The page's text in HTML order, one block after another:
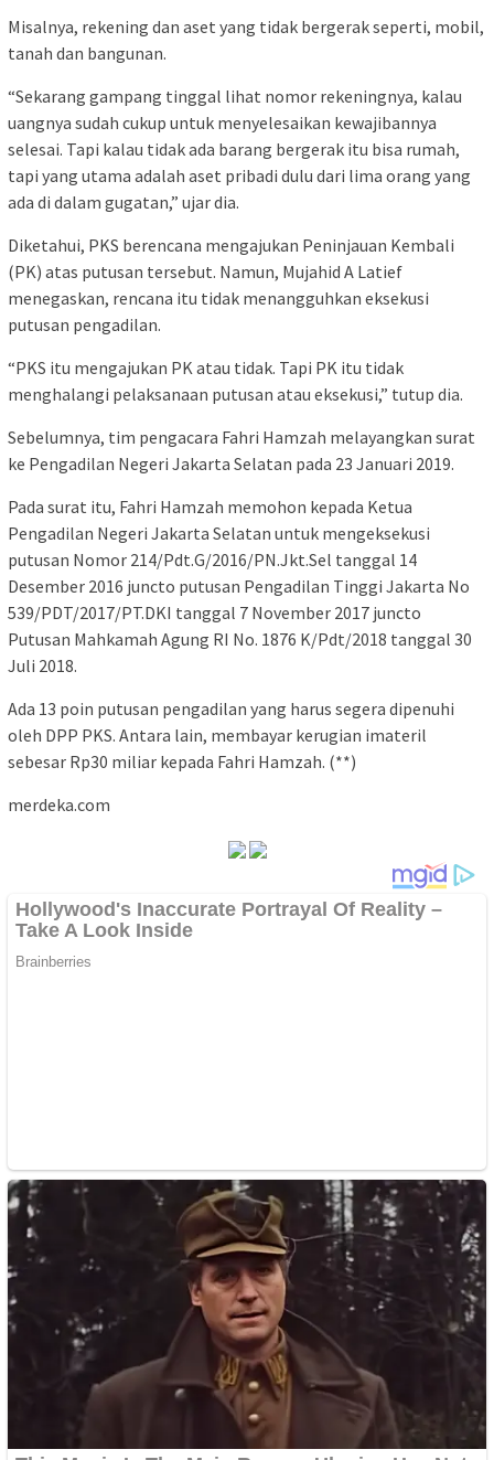
Misalnya, rekening dan aset yang tidak bergerak seperti, mobil,
tanah dan bangunan.
“Sekarang gampang tinggal lihat nomor rekeningnya, kalau
uangnya sudah cukup untuk menyelesaikan kewajibannya
selesai. Tapi kalau tidak ada barang bergerak itu bisa rumah,
tapi yang utama adalah aset pribadi dulu dari lima orang yang
ada di dalam gugatan,” ujar dia.
Diketahui, PKS berencana mengajukan Peninjauan Kembali
(PK) atas putusan tersebut. Namun, Mujahid A Latief
menegaskan, rencana itu tidak menangguhkan eksekusi
putusan pengadilan.
“PKS itu mengajukan PK atau tidak. Tapi PK itu tidak
menghalangi pelaksanaan putusan atau eksekusi,” tutup dia.
Sebelumnya, tim pengacara Fahri Hamzah melayangkan surat
ke Pengadilan Negeri Jakarta Selatan pada 23 Januari 2019.
Pada surat itu, Fahri Hamzah memohon kepada Ketua
Pengadilan Negeri Jakarta Selatan untuk mengeksekusi
putusan Nomor 214/Pdt.G/2016/PN.Jkt.Sel tanggal 14
Desember 2016 juncto putusan Pengadilan Tinggi Jakarta No
539/PDT/2017/PT.DKI tanggal 7 November 2017 juncto
Putusan Mahkamah Agung RI No. 1876 K/Pdt/2018 tanggal 30
Juli 2018.
Ada 13 poin putusan pengadilan yang harus segera dipenuhi
oleh DPP PKS. Antara lain, membayar kerugian imateril
sebesar Rp30 miliar kepada Fahri Hamzah. (**)
merdeka.com